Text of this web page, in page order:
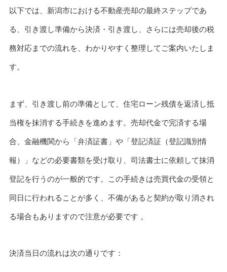
以下では、新潟市における不動産売却の最終ステップであ
る、引き渡し準備から決済・引き渡し、さらには売却後の税
務対応までの流れを、わかりやすく整理してご案内いたしま
す。
まず、引き渡し前の準備として、住宅ローン残債を返済し抵
当権を抹消する手続きを進めます。売却代金で完済する場
合、金融機関から「弁済証書」や「登記済証（登記識別情
報）」などの必要書類を受け取り、司法書士に依頼して抹消
登記を行うのが一般的です。この手続きは売買代金の受領と
同日に行われることが多く、不備があると契約が取り消され
る場合もありますので注意が必要です 。
決済当日の流れは次の通りです：